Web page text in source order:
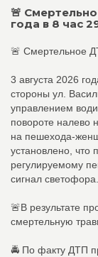
🚨
года в 8 час
🚨 Смертельное
3 августа 2026
стороны ул.
управлением
повороте налево
на пешехода-
установлено, что
регулируемому
сигнал светофора.
🚨В результате
смертельную
🚔 По факту ДТП